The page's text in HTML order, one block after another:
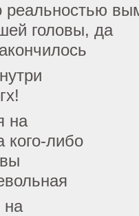
реальностью
головы, да
на
кого-либо
на